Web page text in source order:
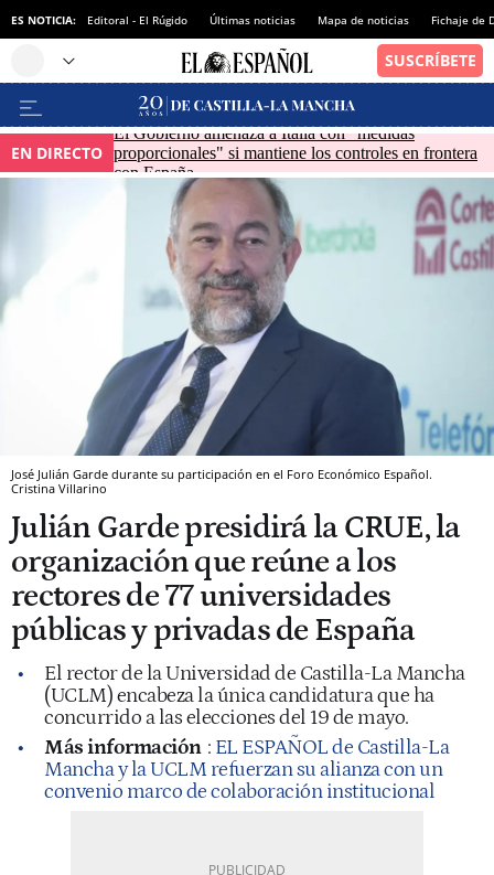
ES NOTICIA: Editoral - El Rúgido Últimas noticias Mapa de noticias Fichaje de
EN DIRECTO
El Gobierno amenaza a Italia con "medidas
proporcionales" si mantiene los controles en frontera
con España
José Julián Garde durante su participación en el Foro Económico Español.
Cristina Villarino
Julián Garde presidirá la CRUE, la
organización que reúne a los
rectores de 77 universidades
públicas y privadas de España
El rector de la Universidad de Castilla-La Mancha
(UCLM) encabeza la única candidatura que ha
concurrido a las elecciones del 19 de mayo.
Más información : EL ESPAÑOL de Castilla-La
Mancha y la UCLM refuerzan su alianza con un
convenio marco de colaboración institucional